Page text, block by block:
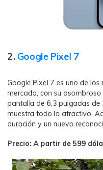
2. Google Pixel 7
Google Pixel 7 es uno de
mercado, con su
pantalla de 6,3 pulgadas
muestra todo lo atractivo.
duración y un nuevo
Precio: A partir de 599